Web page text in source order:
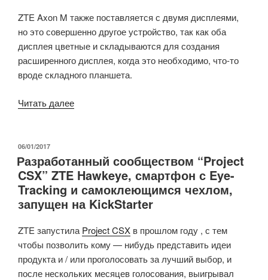
ZTE Axon M также поставляется с двумя дисплеями,
но это совершенно другое устройство, так как оба
дисплея цветные и складываются для создания
расширенного дисплея, когда это необходимо, что-то
вроде складного планшета.
Читать далее«ZTE
это
складной
смартфон
с
дисплеем»
ОПУБЛИКОВАНО
06/01/2017
Разработанный сообществом “Project
CSX” ZTE Hawkeye, смартфон с Eye-
Tracking и самоклеющимся чехлом,
запущен на KickStarter
ZTE запустила Project CSX в прошлом году , с тем
чтобы позволить кому — нибудь представить идеи
продукта и / или проголосовать за лучший выбор, и
после нескольких месяцев голосования, выигрывал